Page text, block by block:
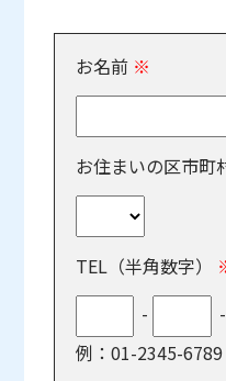
お名前 ※
お住まいの区市町
TEL（半角数字）
-
-
例：01-2345-6789